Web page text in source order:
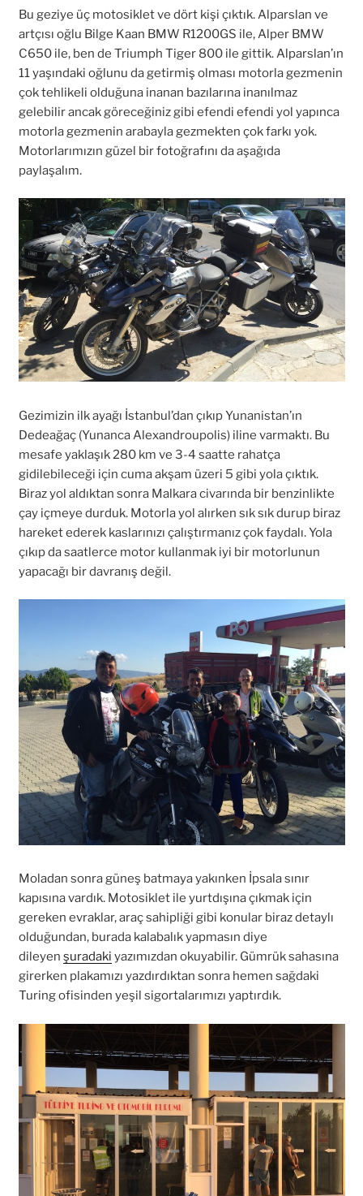
Bu geziye üç motosiklet ve dört kişi çıktık. Alparslan ve
artçısı oğlu Bilge Kaan BMW R1200GS ile, Alper BMW
C650 ile, ben de Triumph Tiger 800 ile gittik. Alparslan’ın
11 yaşındaki oğlunu da getirmiş olması motorla gezmenin
çok tehlikeli olduğuna inanan bazılarına inanılmaz
gelebilir ancak göreceğiniz gibi efendi efendi yol yapınca
motorla gezmenin arabayla gezmekten çok farkı yok.
Motorlarımızın güzel bir fotoğrafını da aşağıda
paylaşalım.
Gezimizin ilk ayağı İstanbul’dan çıkıp Yunanistan’ın
Dedeağaç (Yunanca Alexandroupolis) iline varmaktı. Bu
mesafe yaklaşık 280 km ve 3-4 saatte rahatça
gidilebileceği için cuma akşam üzeri 5 gibi yola çıktık.
Biraz yol aldıktan sonra Malkara civarında bir benzinlikte
çay içmeye durduk. Motorla yol alırken sık sık durup biraz
hareket ederek kaslarınızı çalıştırmanız çok faydalı. Yola
çıkıp da saatlerce motor kullanmak iyi bir motorlunun
yapacağı bir davranış değil.
Moladan sonra güneş batmaya yakınken İpsala sınır
kapısına vardık. Motosiklet ile yurtdışına çıkmak için
gereken evraklar, araç sahipliği gibi konular biraz detaylı
olduğundan, burada kalabalık yapmasın diye
dileyen şuradaki yazımızdan okuyabilir. Gümrük sahasına
girerken plakamızı yazdırdıktan sonra hemen sağdaki
Turing ofisinden yeşil sigortalarımızı yaptırdık.